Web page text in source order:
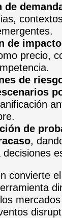
de
de
precio,
de
de
,
decisiones
convierte